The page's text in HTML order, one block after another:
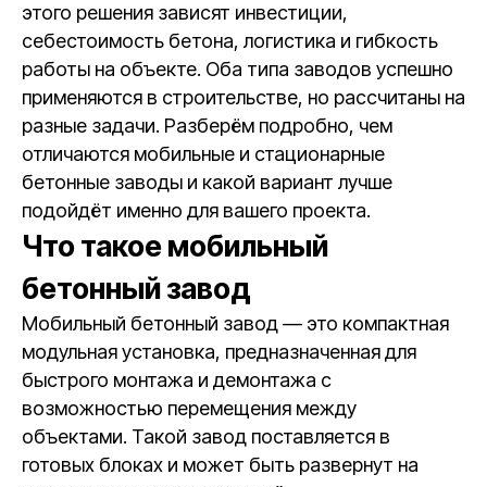
этого решения зависят инвестиции,
себестоимость бетона, логистика и гибкость
работы на объекте. Оба типа заводов успешно
применяются в строительстве, но рассчитаны на
разные задачи. Разберём подробно, чем
отличаются мобильные и стационарные
бетонные заводы и какой вариант лучше
подойдёт именно для вашего проекта.
Что такое мобильный
бетонный завод
Мобильный бетонный завод — это компактная
модульная установка, предназначенная для
быстрого монтажа и демонтажа с
возможностью перемещения между
объектами. Такой завод поставляется в
готовых блоках и может быть развернут на